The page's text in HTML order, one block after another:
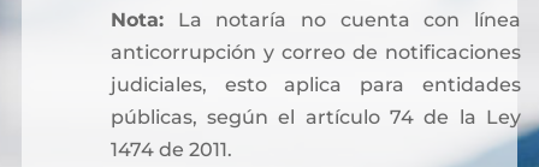
Nota:La notaría no cuenta con línea
anticorrupción y correo de notificaciones
judiciales, esto aplica para entidades
públicas, según el artículo 74 de la Ley
1474 de 2011.